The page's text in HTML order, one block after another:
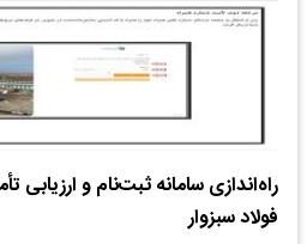
راه‌اندازی سامانه ثبت‌نام و
فولاد سبزوار